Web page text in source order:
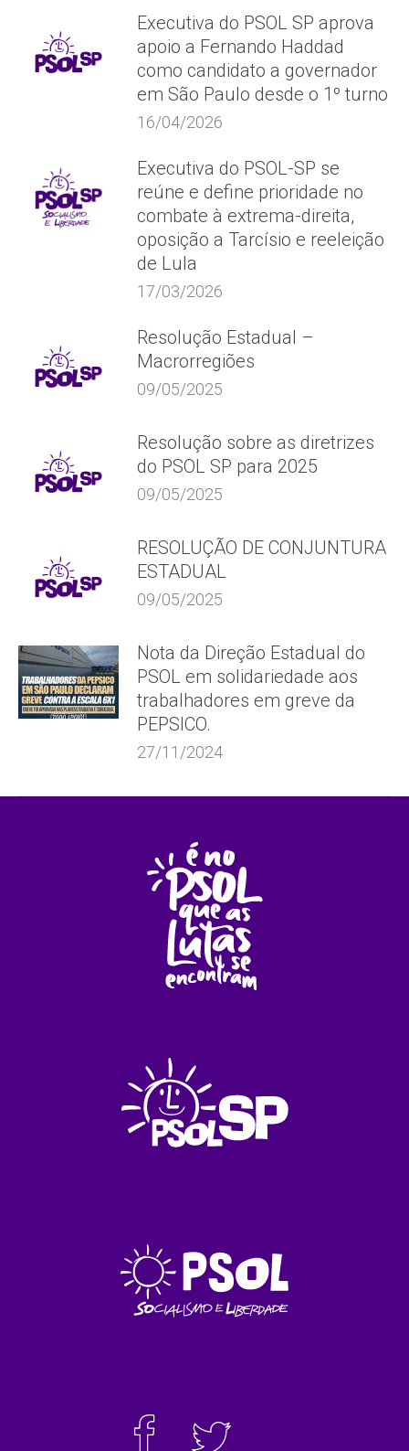
Executiva do PSOL SP aprova
apoio a Fernando Haddad
como candidato a governador
em São Paulo desde o 1º turno
16/04/2026
Executiva do PSOL-SP se
reúne e define prioridade no
combate à extrema-direita,
oposição a Tarcísio e reeleição
de Lula
17/03/2026
Resolução Estadual –
Macrorregiões
09/05/2025
Resolução sobre as diretrizes
do PSOL SP para 2025
09/05/2025
RESOLUÇÃO DE CONJUNTURA
ESTADUAL
09/05/2025
Nota da Direção Estadual do
PSOL em solidariedade aos
trabalhadores em greve da
PEPSICO.
27/11/2024